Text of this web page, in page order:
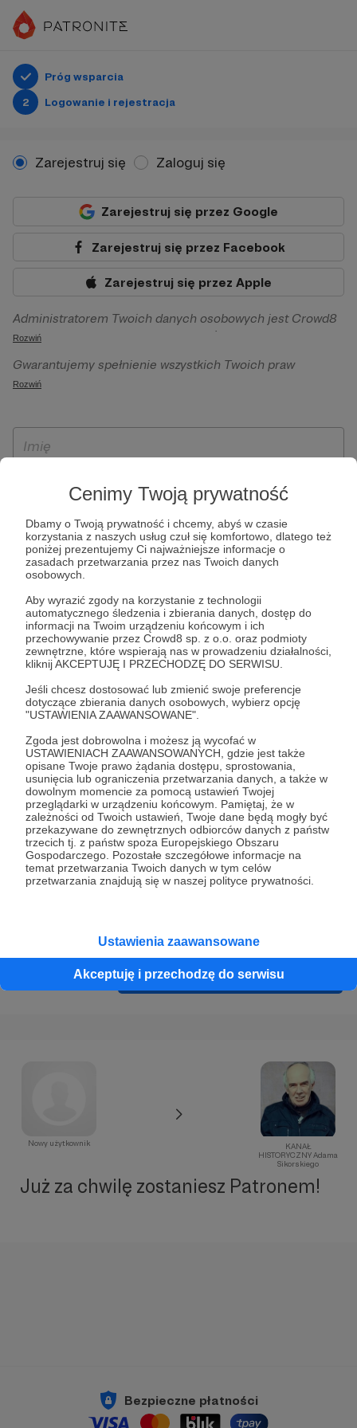
Cenimy Twoją prywatność
Dbamy o Twoją prywatność i chcemy, abyś w czasie
korzystania z naszych usług czuł się komfortowo, dlatego też
poniżej prezentujemy Ci najważniejsze informacje o
zasadach przetwarzania przez nas Twoich danych
osobowych.
Aby wyrazić zgody na korzystanie z technologii
automatycznego śledzenia i zbierania danych, dostęp do
informacji na Twoim urządzeniu końcowym i ich
przechowywanie przez Crowd8 sp. z o.o. oraz podmioty
zewnętrzne, które wspierają nas w prowadzeniu działalności,
kliknij AKCEPTUJĘ I PRZECHODZĘ DO SERWISU.
Jeśli chcesz dostosować lub zmienić swoje preferencje
dotyczące zbierania danych osobowych, wybierz opcję
"USTAWIENIA ZAAWANSOWANE".
Zgoda jest dobrowolna i możesz ją wycofać w
USTAWIENIACH ZAAWANSOWANYCH, gdzie jest także
opisane Twoje prawo żądania dostępu, sprostowania,
usunięcia lub ograniczenia przetwarzania danych, a także w
dowolnym momencie za pomocą ustawień Twojej
przeglądarki w urządzeniu końcowym. Pamiętaj, że w
zależności od Twoich ustawień, Twoje dane będą mogły być
przekazywane do zewnętrznych odbiorców danych z państw
trzecich tj. z państw spoza Europejskiego Obszaru
Gospodarczego. Pozostałe szczegółowe informacje na
temat przetwarzania Twoich danych w tym celów
przetwarzania znajdują się w naszej polityce prywatności.
Ustawienia zaawansowane
Akceptuję i przechodzę do serwisu
Próg wsparcia
2
Logowanie i rejestracja
Zarejestruj się Zaloguj się
Zarejestruj się przez Google
Zarejestruj się przez Facebook
Zarejestruj się przez Apple
Administratorem Twoich danych osobowych jest Crowd8
sp. z o.o. z siedziba w Warszawie, ul. Żwirki i Wigury 16, 02-
092 Warszawa. Twoje dane osobowe będą przetwarzane w
szczególności w celu wykonania umowy zawartej z Tobą, w
Patronite.pl, w tym możliwości dokonywania oraz
otrzymywania wsparcia na naszej platformie oraz
Rozwiń
Gwarantujemy spełnienie wszystkich Twoich praw
wynikających z ogólnego rozporządzenia o ochronie
ich przenoszenia, niepodlegania zautomatyzowanemu
podejmowaniu decyzji, w tym profilowaniu, a także prawo
osobowych. Rejestracja dla osób niepełnoletnich możliwa
jest po przekazaniu podpisanego formularza "Zgodna na
założenie konta przez osobę niepełnoletnią", formularz
dostępny jest na stronie regulaminu Patronite.pl.
Rozwiń
* Zapoznałem się i akceptujęRegulaminserwisu oraz
Prywatności
* Wyrażam zgodę na przetwarzanie moich danych
osobowych podanych w formularzu rejestracyjnym w celu
prawidłowego świadczenia usług serwisu Patronite.
Wyrażam zgodę na otrzymywanie drogą elektroniczną
informacji handlowych - newslettera. Opcja ta może zostać
zmieniona w ustawieniach konta.
Cofnij Zarejestruj się i przejdź dalej
Nowy użytkownik
KANAŁ
HISTORYCZNY Adama
Sikorskiego
Już za chwilę zostaniesz Patronem!
Bezpieczne płatności